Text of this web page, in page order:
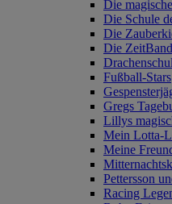
Die
Die Schule
Die
Die
Fußball-Stars
Gregs
Lillys
Mein Lotta-
Meine
Pettersson
Racing